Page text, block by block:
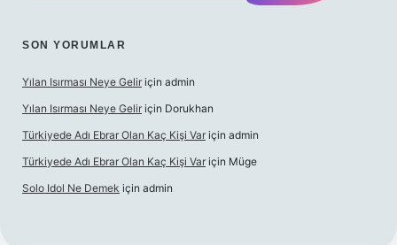
SON YORUMLAR
Yılan Isırması Neye Gelir için admin
Yılan Isırması Neye Gelir için Dorukhan
Türkiyede Adı Ebrar Olan Kaç Kişi Var için admin
Türkiyede Adı Ebrar Olan Kaç Kişi Var için Müge
Solo Idol Ne Demek için admin